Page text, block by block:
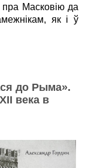
Масковію да
як і ў
до Рыма».
века в